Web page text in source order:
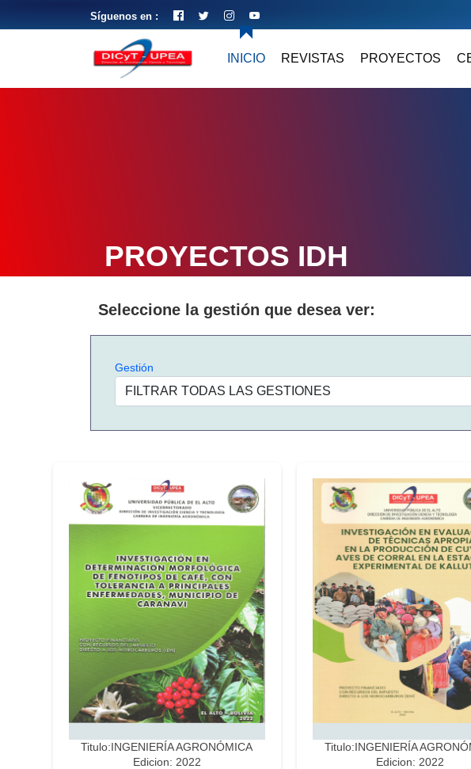
Síguenos en :
INICIO REVISTAS PROYECTOS
PROYECTOS IDH
Seleccione la gestión que desea ver:
Gestión
Titulo:INGENIERÍA AGRONÓMICA
Edicion: 2022
Titulo:INGENIERÍA
Edicion: 2022